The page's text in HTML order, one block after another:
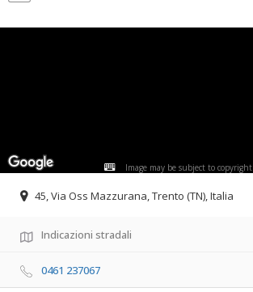
Image may be subject to copyright
45, Via Oss Mazzurana, Trento (TN), Italia
Indicazioni stradali
0461 237067